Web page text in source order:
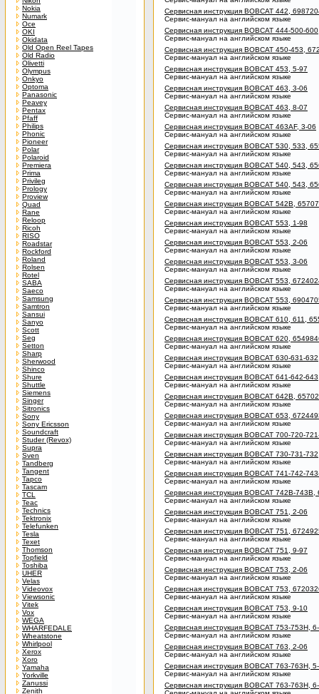
Nokia
Numark
Oce
OKI
Okidata
Old Open Reel Tapes
Old Radio
Olivetti
Olympus
Onkyo
Optoma
Panasonic
Peavey
Pentax
Pfaff
Philips
Phonic
Pioneer
Polar
Polaroid
Premiera
Prima
Privileg
Prology
Proview
Quad
Rane
Reloop
Ricoh
RISO
Roadstar
Rockford
Roland
Rolsen
Rotel
SABA
Saeco
Samsung
Samtron
Sansui
Sanyo
Scott
Seg
Setton
Sharp
Sherwood
Shinco
Shure
Shuttle
Siemens
Singer
Sitronics
Sony
Sony Ericsson
Soundcraft
Studer (Revox)
Supra
Sven
Tandberg
Tangent
Tapco
Tascam
TCL
Teac
Technics
Tektronix
Telefunken
Tesla
Texet
Thomson
Topfield
Toshiba
UHER
Velas
Videovox
Viewsonic
Vitek
Vox
WEGA
WHARFEDALE
Wheatstone
Whirlpool
Xerox
Xoro
Yamaha
Yorkville
Zanussi
Zenith
Сервисная инструкция BOBCAT 442,
Сервис-мануал на английском языке
Сервисная инструкция BOBCAT 444-500-
Сервис-мануал на английском языке
Сервисная инструкция BOBCAT 450-453,
Сервис-мануал на английском языке
Сервисная инструкция BOBCAT 453, 5-97
Сервис-мануал на английском языке
Сервисная инструкция BOBCAT 463, 3-06
Сервис-мануал на английском языке
Сервисная инструкция BOBCAT 463, 8-07
Сервис-мануал на английском языке
Сервисная инструкция BOBCAT 463AF, 3-06
Сервис-мануал на английском языке
Сервисная инструкция BOBCAT 530, 533,
Сервис-мануал на английском языке
Сервисная инструкция BOBCAT 540, 543,
Сервис-мануал на английском языке
Сервисная инструкция BOBCAT 540, 543,
Сервис-мануал на английском языке
Сервисная инструкция BOBCAT 542B,
Сервис-мануал на английском языке
Сервисная инструкция BOBCAT 553, 1-98
Сервис-мануал на английском языке
Сервисная инструкция BOBCAT 553, 2-06
Сервис-мануал на английском языке
Сервисная инструкция BOBCAT 553, 3-06
Сервис-мануал на английском языке
Сервисная инструкция BOBCAT 553,
Сервис-мануал на английском языке
Сервисная инструкция BOBCAT 553,
Сервис-мануал на английском языке
Сервисная инструкция BOBCAT 610, 611,
Сервис-мануал на английском языке
Сервисная инструкция BOBCAT 620,
Сервис-мануал на английском языке
Сервисная инструкция BOBCAT 630-631-
Сервис-мануал на английском языке
Сервисная инструкция BOBCAT 641-642-
Сервис-мануал на английском языке
Сервисная инструкция BOBCAT 642B,
Сервис-мануал на английском языке
Сервисная инструкция BOBCAT 653,
Сервис-мануал на английском языке
Сервисная инструкция BOBCAT 700-720-
Сервис-мануал на английском языке
Сервисная инструкция BOBCAT 730-731-
Сервис-мануал на английском языке
Сервисная инструкция BOBCAT 741-742-
Сервис-мануал на английском языке
Сервисная инструкция BOBCAT 742B-
Сервис-мануал на английском языке
Сервисная инструкция BOBCAT 751, 2-06
Сервис-мануал на английском языке
Сервисная инструкция BOBCAT 751,
Сервис-мануал на английском языке
Сервисная инструкция BOBCAT 751, 9-97
Сервис-мануал на английском языке
Сервисная инструкция BOBCAT 753, 2-06
Сервис-мануал на английском языке
Сервисная инструкция BOBCAT 753,
Сервис-мануал на английском языке
Сервисная инструкция BOBCAT 753, 9-10
Сервис-мануал на английском языке
Сервисная инструкция BOBCAT 753-753H,
Сервис-мануал на английском языке
Сервисная инструкция BOBCAT 763, 2-06
Сервис-мануал на английском языке
Сервисная инструкция BOBCAT 763-763H,
Сервис-мануал на английском языке
Сервисная инструкция BOBCAT 763-763H,